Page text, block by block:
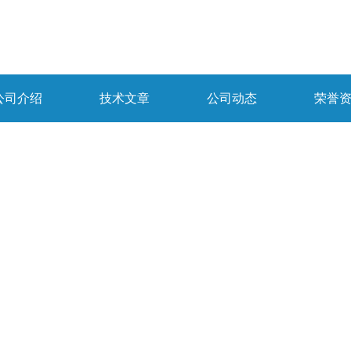
司介绍 技术文章 公司动态 荣誉